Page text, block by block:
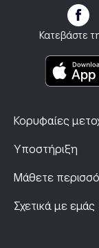
Κατεβάστε
Κορυφαίες
Υποστήριξη
Μάθετε
Σχετικά με εμάς
Αποτύπωμα
Γνωστοποίηση
Όροι και
Βασικά
Δεδομένα
Ασφάλιση